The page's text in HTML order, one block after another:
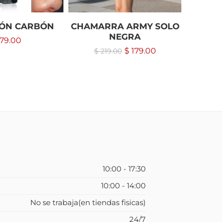
CARBÓN
CHAMARRA ARMY SOLO
NEGRA
$219.00 $ 179.00
10:00 - 17:30
10:00 - 14:00
No se trabaja(en tiendas fisicas)
24/7